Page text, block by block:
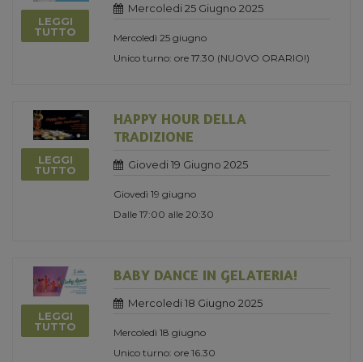
LEGGI
TUTTO
Mercoledi 25 Giugno 2025
Mercoledì 25 giugno
Unico turno: ore 17.30 (NUOVO ORARIO!)
LEGGI
TUTTO
HAPPY HOUR DELLA
TRADIZIONE
Giovedi 19 Giugno 2025
Giovedì 19 giugno
Dalle 17:00 alle 20:30
LEGGI
TUTTO
BABY DANCE IN GELATERIA!
Mercoledi 18 Giugno 2025
Mercoledì 18 giugno
Unico turno: ore 16.30